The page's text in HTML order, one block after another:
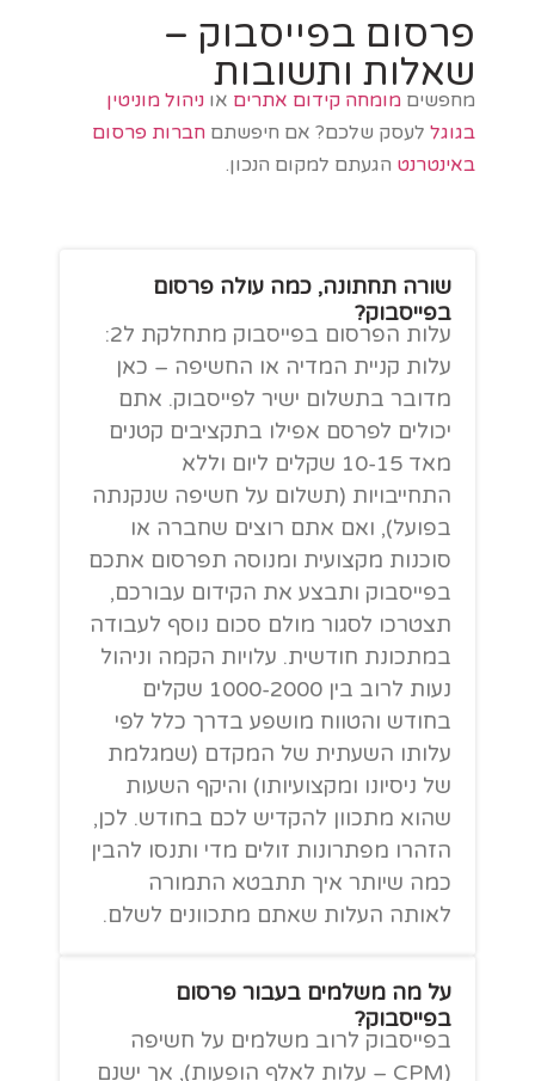
פרסום בפייסבוק –
שאלות ותשובות
מחפשים מומחה קידום אתרים או ניהול מוניטין
בגוגל לעסק שלכם? אם חיפשתם חברות פרסום
באינטרנט הגעתם למקום הנכון.
שורה תחתונה, כמה עולה פרסום
בפייסבוק?
עלות הפרסום בפייסבוק מתחלקת ל2:
עלות קניית המדיה או החשיפה – כאן
מדובר בתשלום ישיר לפייסבוק. אתם
יכולים לפרסם אפילו בתקציבים קטנים
מאד 10-15 שקלים ליום וללא
התחייבויות (תשלום על חשיפה שנקנתה
בפועל), ואם אתם רוצים שחברה או
סוכנות מקצועית ומנוסה תפרסום אתכם
בפייסבוק ותבצע את הקידום עבורכם,
תצטרכו לסגור מולם סכום נוסף לעבודה
במתכונת חודשית. עלויות הקמה וניהול
נעות לרוב בין 1000-2000 שקלים
בחודש והטווח מושפע בדרך כלל לפי
עלותו השעתית של המקדם (שמגלמת
של ניסיונו ומקצועיותו) והיקף השעות
שהוא מתכוון להקדיש לכם בחודש. לכן,
הזהרו מפתרונות זולים מדי ותנסו להבין
כמה שיותר איך תתבטא התמורה
לאותה העלות שאתם מתכוונים לשלם.
על מה משלמים בעבור פרסום
בפייסבוק?
בפייסבוק לרוב משלמים על חשיפה
(CPM – עלות לאלף הופעות), אך ישנם